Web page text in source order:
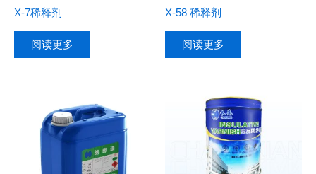
X-7稀释剂
阅读更多
X-58 稀释剂
阅读更多